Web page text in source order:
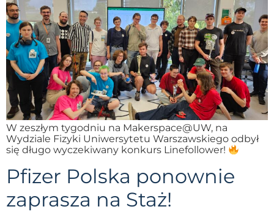
W zeszłym tygodniu na Makerspace@UW, na
Wydziale Fizyki Uniwersytetu Warszawskiego odbył
się długo wyczekiwany konkurs Linefollower!
Pfizer Polska ponownie
zaprasza na Staż!